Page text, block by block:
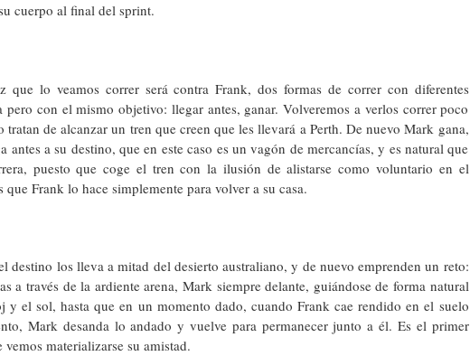
cuerpo al final del sprint.
que lo veamos correr será contra Frank, dos formas de correr con diferentes
pero con el mismo objetivo: llegar antes, ganar. Volveremos a verlos correr poco
tratan de alcanzar un tren que creen que les llevará a Perth. De nuevo Mark gana,
antes a su destino, que en este caso es un vagón de mercancías, y es natural que
puesto que coge el tren con la ilusión de alistarse como voluntario en el
que Frank lo hace simplemente para volver a su casa.
destino los lleva a mitad del desierto australiano, y de nuevo emprenden un reto:
a través de la ardiente arena, Mark siempre delante, guiándose de forma natural
y el sol, hasta que en un momento dado, cuando Frank cae rendido en el suelo
Mark desanda lo andado y vuelve para permanecer junto a él. Es el primer
vemos materializarse su amistad.